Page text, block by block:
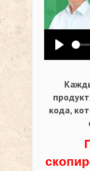
кода,